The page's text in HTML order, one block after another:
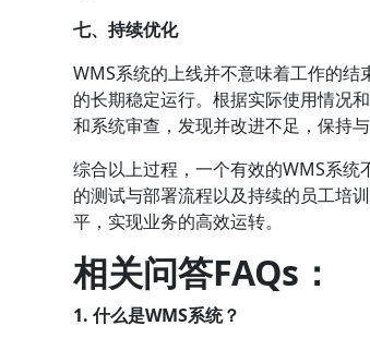
七、持续优化
WMS系统的上线并不意味着工作的
的长期稳定运行。根据实际使用情况
和系统审查，发现并改进不足，保持
综合以上过程，一个有效的WMS系
的测试与部署流程以及持续的员工培
平，实现业务的高效运转。
相关问答FAQs：
1. 什么是WMS系统？